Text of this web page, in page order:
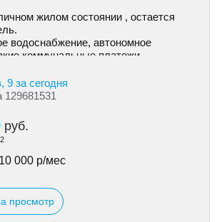
жилом состоянии , остается
водоснабжение, автономное
коммунальные платежи.
9 за сегодня
129681531
руб.
2
10 000 р/мес
просмотр